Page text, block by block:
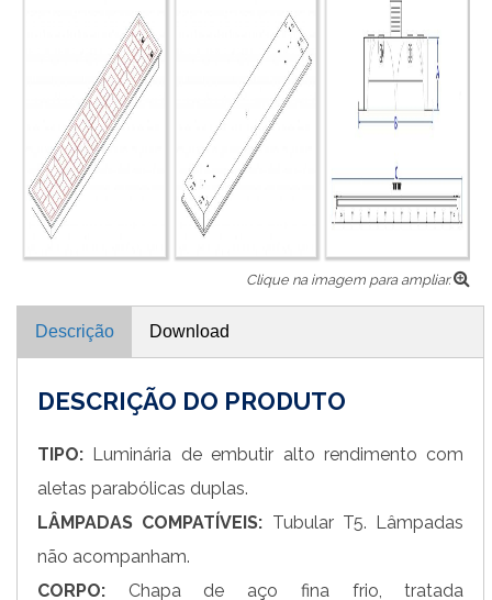
Clique na imagem para ampliar.
Descrição Download
DESCRIÇÃO DO PRODUTO
TIPO: Luminária de embutir alto rendimento com
aletas parabólicas duplas.
LÂMPADAS COMPATÍVEIS: Tubular T5. Lâmpadas
não acompanham.
CORPO: Chapa de aço fina frio, tratada